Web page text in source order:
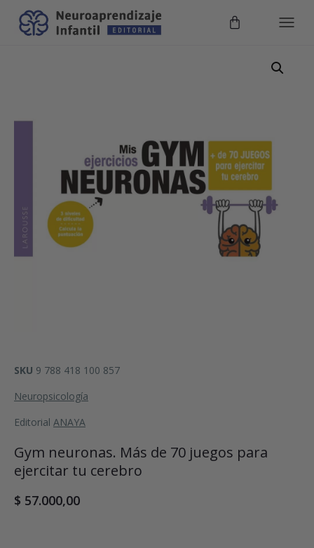
SKU 9 788 418 100 857
Neuropsicología
Editorial ANAYA
Gym neuronas. Más de 70 juegos para
ejercitar tu cerebro
$ 57.000,00